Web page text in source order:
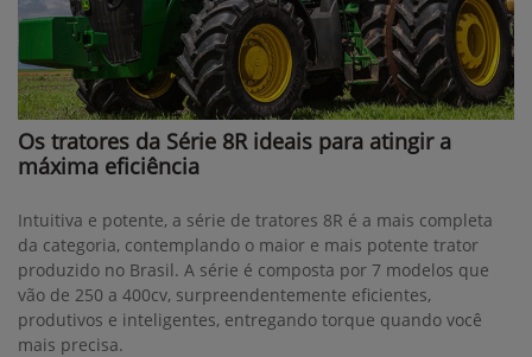
Os tratores da Série 8R ideais para atingir a
máxima eficiência
Intuitiva e potente, a série de tratores 8R é a mais completa
da categoria, contemplando o maior e mais potente trator
produzido no Brasil. A série é composta por 7 modelos que
vão de 250 a 400cv, surpreendentemente eficientes,
produtivos e inteligentes, entregando torque quando você
mais precisa.